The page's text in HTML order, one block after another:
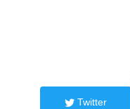
Twitter